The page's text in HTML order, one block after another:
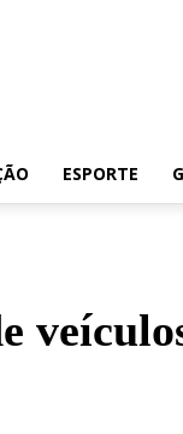
ESPORTE